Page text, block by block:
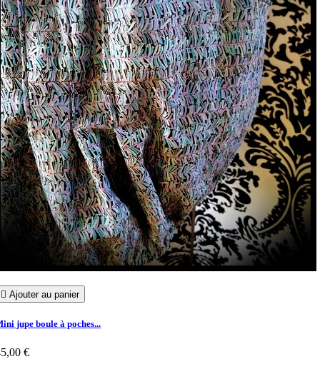
 Ajouter au panier
jupe boule à poches...
€